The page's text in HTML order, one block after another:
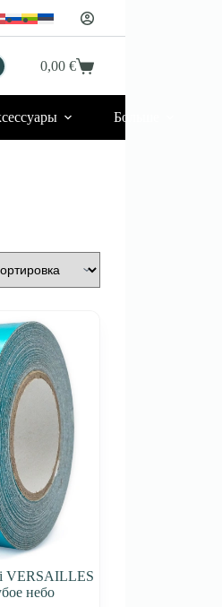
Корзина
0,00€
Больше
VERSAILLES
небо